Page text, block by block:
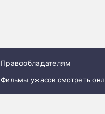
Правообладателям
Фильмы ужасов смотреть